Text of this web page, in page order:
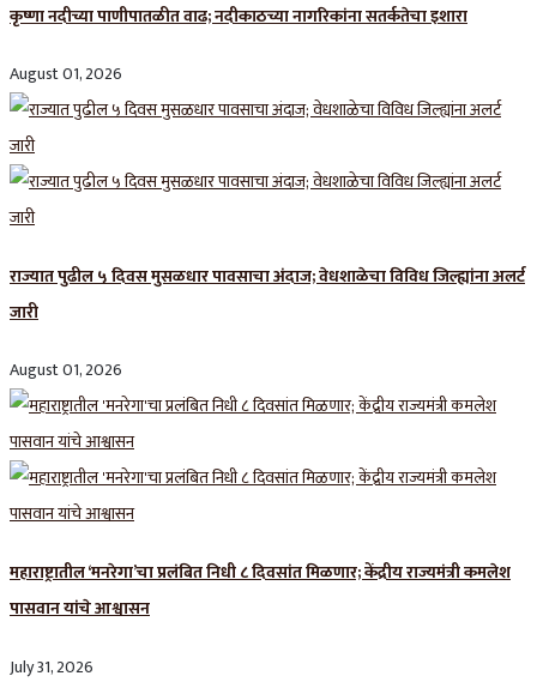
कृष्णा नदीच्या पाणीपातळीत वाढ; नदीकाठच्या नागरिकांना सतर्कतेचा इशारा
August 01, 2026
राज्यात पुढील ५ दिवस मुसळधार पावसाचा अंदाज; वेधशाळेचा विविध जिल्ह्यांना अलर्ट
जारी
August 01, 2026
महाराष्ट्रातील ‘मनरेगा’चा प्रलंबित निधी ८ दिवसांत मिळणार; केंद्रीय राज्यमंत्री कमलेश
पासवान यांचे आश्वासन
July 31, 2026